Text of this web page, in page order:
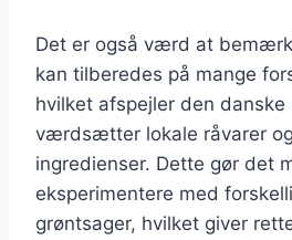
Det er også værd at
kan tilberedes på mange
hvilket afspejler den
værdsætter lokale råvarer
ingredienser. Dette gør det
eksperimentere med
grøntsager, hvilket giver